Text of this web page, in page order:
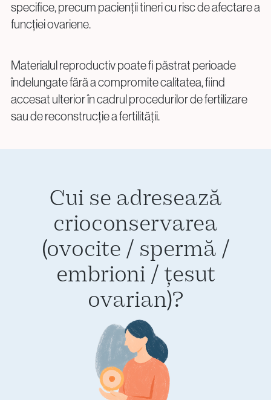
specifice, precum pacienții tineri cu risc de afectare a
funcției ovariene.
Materialul reproductiv poate fi păstrat perioade
îndelungate fără a compromite calitatea, fiind
accesat ulterior în cadrul procedurilor de fertilizare
sau de reconstrucție a fertilității.
Cui se adresează
crioconservarea
(ovocite / spermă /
embrioni / țesut
ovarian)?